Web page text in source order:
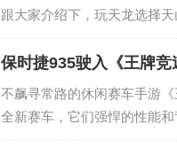
跟大家介绍下，玩天龙选择
峨眉还可以玩下，如果只想
保时捷935驶入《王牌竞
不飙寻常路的休闲赛车手游
全新赛车，它们强悍的性能
捷旗下最成功赛车之一头衔